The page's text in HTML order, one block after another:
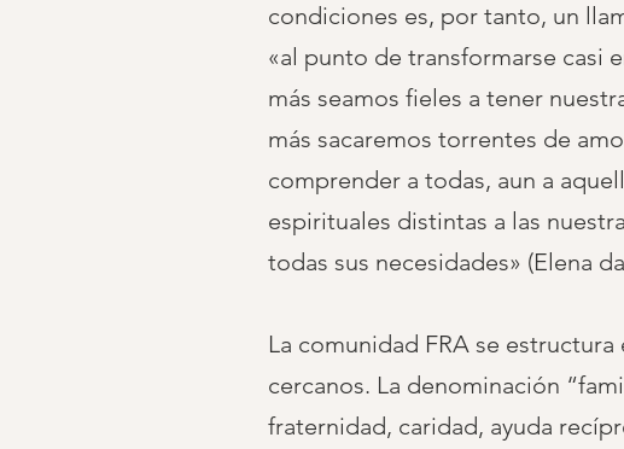
condiciones es, por tanto, un
«al punto de transformarse casi
más seamos fieles a tener
más sacaremos torrentes de
comprender a todas, aun a
espirituales distintas a las
todas sus necesidades» (Elena
La comunidad FRA se
cercanos. La denominación
fraternidad, caridad, ayuda